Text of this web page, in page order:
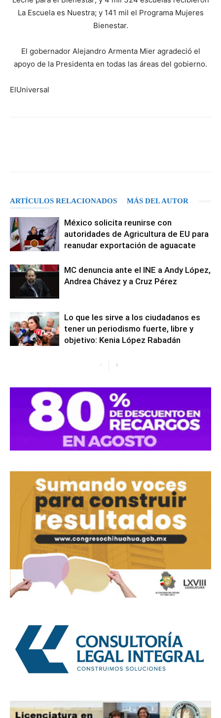
La Escuela es Nuestra; y 141 mil el Programa Mujeres
Bienestar.
El gobernador Alejandro Armenta Mier agradeció el
apoyo de la Presidenta en todas las áreas del gobierno.
ElUniversal
ARTÍCULOS RELACIONADOS MÁS DEL AUTOR
México solicita reunirse con
autoridades de Agricultura de EU para
reanudar exportación de aguacate
MC denuncia ante el INE a Andy López,
Andrea Chávez y a Cruz Pérez
Lo que les sirve a los ciudadanos es
tener un periodismo fuerte, libre y
objetivo: Kenia López Rabadán